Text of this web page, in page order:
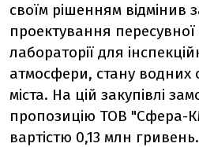
своїм рішенням відмінив
проектування пересувної
лабораторії для
атмосфери, стану водних
міста. На цій закупівлі
пропозицію ТОВ "Сфера-
вартістю 0,13 млн гривень.